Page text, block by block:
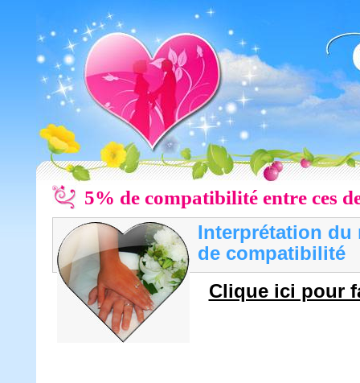
5% de compatibilité entre ces
Interprétation du
de compatibilité
Clique ici pour